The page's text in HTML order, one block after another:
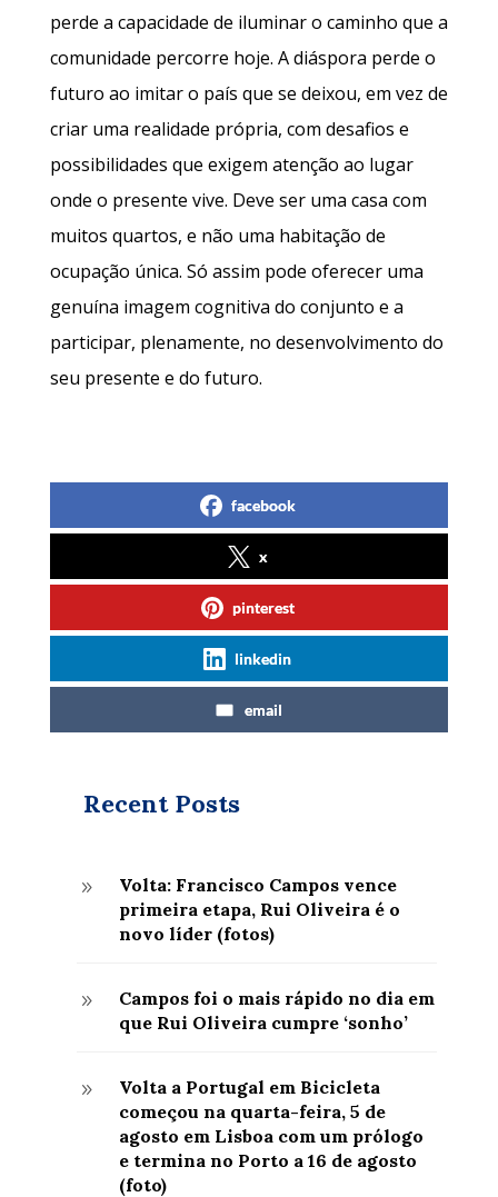
perde a capacidade de iluminar o caminho que a
comunidade percorre hoje. A diáspora perde o
futuro ao imitar o país que se deixou, em vez de
criar uma realidade própria, com desafios e
possibilidades que exigem atenção ao lugar
onde o presente vive. Deve ser uma casa com
muitos quartos, e não uma habitação de
ocupação única. Só assim pode oferecer uma
genuína imagem cognitiva do conjunto e a
participar, plenamente, no desenvolvimento do
seu presente e do futuro.
facebook
x
pinterest
linkedin
email
Recent Posts
9
Volta: Francisco Campos vence
primeira etapa, Rui Oliveira é o
novo líder (fotos)
9
Campos foi o mais rápido no dia em
que Rui Oliveira cumpre ‘sonho’
9
Volta a Portugal em Bicicleta
começou na quarta-feira, 5 de
agosto em Lisboa com um prólogo
e termina no Porto a 16 de agosto
(foto)